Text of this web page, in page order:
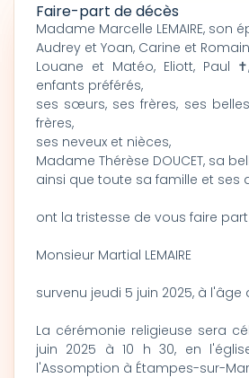
Faire-part de décès
Madame Marcelle LEMAIRE, son
Audrey et Yoan, Carine et
Louane et Matéo, Eliott, Paul
enfants préférés,
ses sœurs, ses frères, ses
frères,
ses neveux et nièces,
Madame Thérèse DOUCET, sa
ainsi que toute sa famille et ses
ont la tristesse de vous faire
Monsieur Martial LEMAIRE
survenu jeudi 5 juin 2025, à l'âge
La cérémonie religieuse sera
juin 2025 à 10 h 30, en
l'Assomption à Étampes-sur-